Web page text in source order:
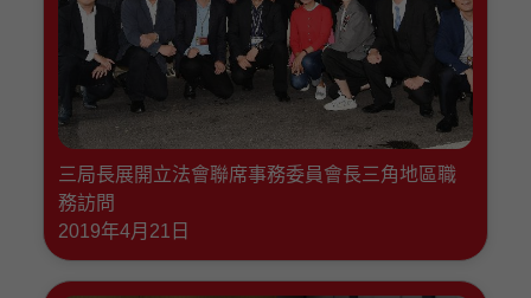
三局長展開立法會聯席事務委員會長三角地區職
務訪問
2019年4月21日